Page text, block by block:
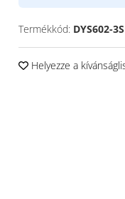
Termékkód: DYS602-
Helyezze a